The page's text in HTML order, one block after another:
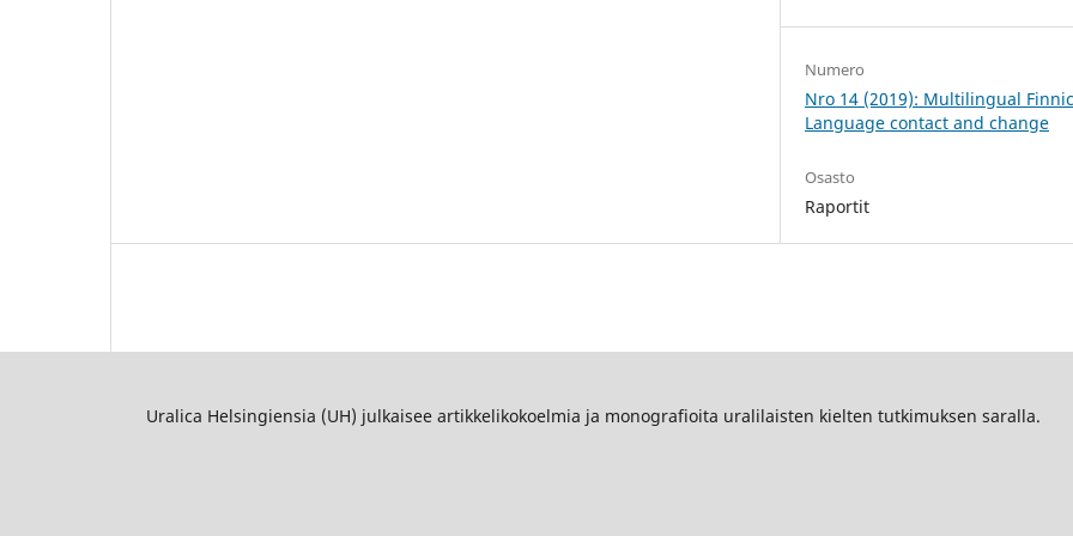
Numero
Nro 14 (2019): Multilingual
Language contact and change
Osasto
Raportit
Uralica Helsingiensia (UH) julkaisee artikkelikokoelmia ja monografioita uralilaisten kielten tutkimuksen saralla.